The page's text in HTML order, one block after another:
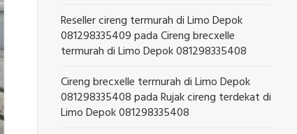
Reseller cireng termurah di Limo Depok
081298335409padaCireng brecxelle
termurah di Limo Depok 081298335408
Cireng brecxelle termurah di Limo Depok
081298335408padaRujak cireng terdekat di
Limo Depok 081298335408